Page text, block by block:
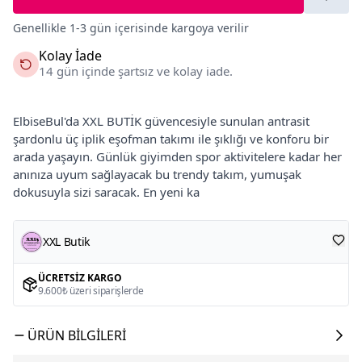
Genellikle 1-3 gün içerisinde kargoya verilir
Kolay İade
14 gün içinde şartsız ve kolay iade.
ElbiseBul'da XXL BUTİK güvencesiyle sunulan antrasit
şardonlu üç iplik eşofman takımı ile şıklığı ve konforu bir
arada yaşayın. Günlük giyimden spor aktivitelere kadar her
anınıza uyum sağlayacak bu trendy takım, yumuşak
dokusuyla sizi saracak. En yeni ka
XXL Butik
ÜCRETSIZ KARGO
9.600₺ üzeri siparişlerde
ÜRÜN BILGILERI